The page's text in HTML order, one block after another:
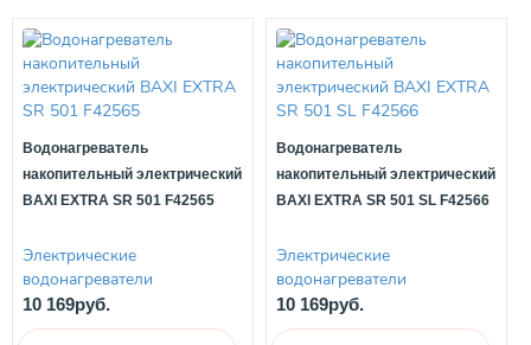
Водонагреватель
накопительный электрический
BAXI EXTRA SR 501 F42565
Электрические
водонагреватели
10 169руб.
Водонагреватель
накопительный электрический
BAXI EXTRA SR 501 SL F42566
Электрические
водонагреватели
10 169руб.